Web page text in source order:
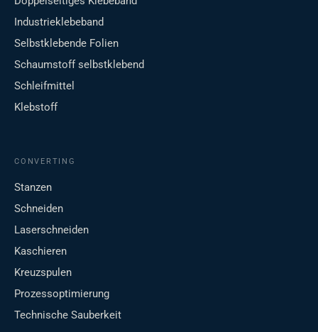
Industrieklebeband
Selbstklebende Folien
Schaumstoff selbstklebend
Schleifmittel
Klebstoff
CONVERTING
Stanzen
Schneiden
Laserschneiden
Kaschieren
Kreuzspulen
Prozessoptimierung
Technische Sauberkeit